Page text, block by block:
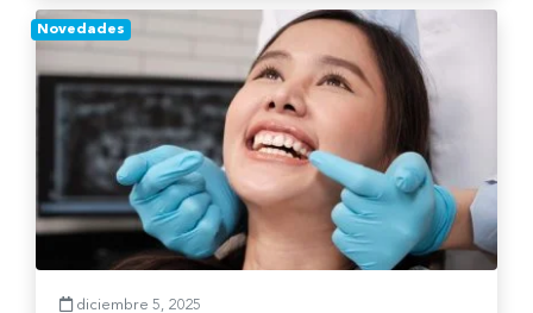
Novedades
diciembre 5, 2025